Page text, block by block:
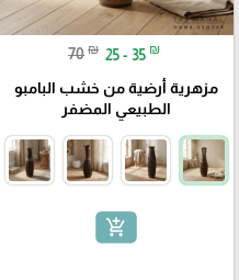
70 ₪ 25 - 35 ₪
مزهرية أرضية من خشب البامبو
الطبيعي المضفر
add_shopping_cart